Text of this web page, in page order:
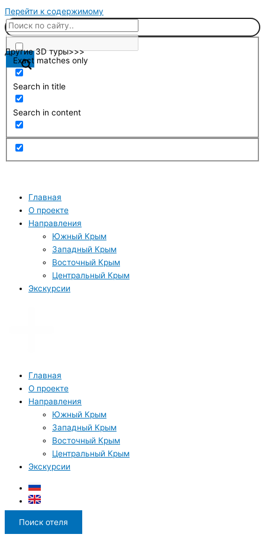
Перейти к содержимому
Другие 3D туры>>>
Exact matches only
Search in title
Search in content
Главная
О проекте
Направления
Южный Крым
Западный Крым
Восточный Крым
Центральный Крым
Экскурсии
Главная
О проекте
Направления
Южный Крым
Западный Крым
Восточный Крым
Центральный Крым
Экскурсии
Поиск отеля